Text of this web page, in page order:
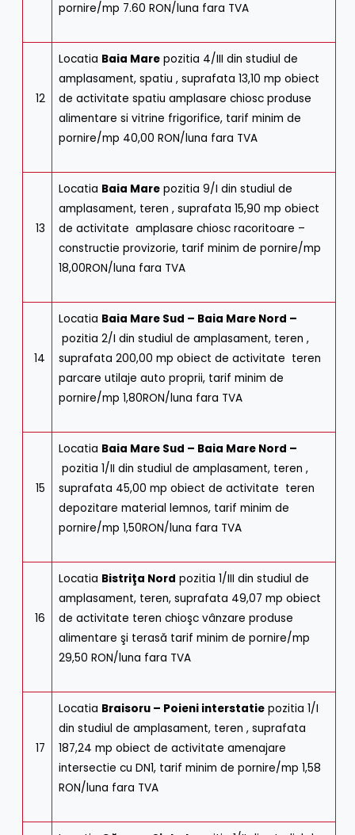
pornire/mp 7.60 RON/luna fara TVA
12
Locatia Baia Mare pozitia 4/III din studiul de
amplasament, spatiu , suprafata 13,10 mp obiect
de activitate spatiu amplasare chiosc produse
alimentare si vitrine frigorifice, tarif minim de
pornire/mp 40,00 RON/luna fara TVA
13
Locatia Baia Mare pozitia 9/I din studiul de
amplasament, teren , suprafata 15,90 mp obiect
de activitate amplasare chiosc racoritoare –
constructie provizorie, tarif minim de pornire/mp
18,00RON/luna fara TVA
14
Locatia Baia Mare Sud – Baia Mare Nord –
pozitia 2/I din studiul de amplasament, teren ,
suprafata 200,00 mp obiect de activitate teren
parcare utilaje auto proprii, tarif minim de
pornire/mp 1,80RON/luna fara TVA
15
Locatia Baia Mare Sud – Baia Mare Nord –
pozitia 1/II din studiul de amplasament, teren ,
suprafata 45,00 mp obiect de activitate teren
depozitare material lemnos, tarif minim de
pornire/mp 1,50RON/luna fara TVA
16
Locatia Bistriţa Nord pozitia 1/III din studiul de
amplasament, teren, suprafata 49,07 mp obiect
de activitate teren chioşc vânzare produse
alimentare şi terasă tarif minim de pornire/mp
29,50 RON/luna fara TVA
17
Locatia Braisoru – Poieni interstatie pozitia 1/I
din studiul de amplasament, teren , suprafata
187,24 mp obiect de activitate amenajare
intersectie cu DN1, tarif minim de pornire/mp 1,58
RON/luna fara TVA